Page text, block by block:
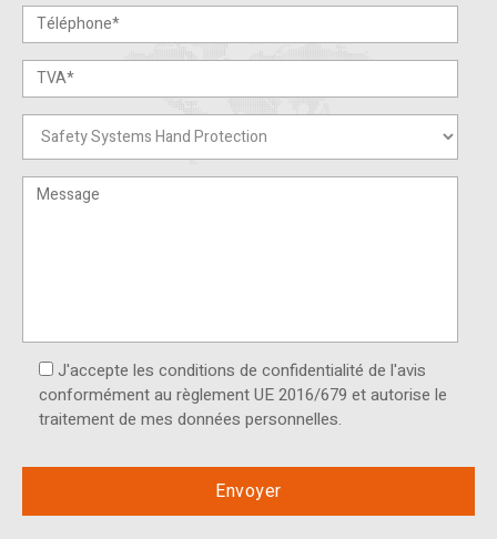
J'accepte les conditions de confidentialité de l'avis
conformément au règlement UE 2016/679 et autorise le
traitement de mes données personnelles.